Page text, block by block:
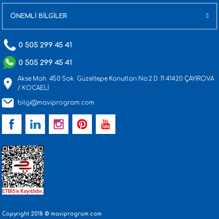
ÖNEMLİ BİLGİLER
0 505 299 45 41
0 505 299 45 41
Akse Mah. 450 Sok. Güzeltepe Konutları No:2 D: 11 41420 ÇAYIROVA
/ KOCAELİ
bilgi@maviprogram.com
Copyright 2018 © maviprogram.com